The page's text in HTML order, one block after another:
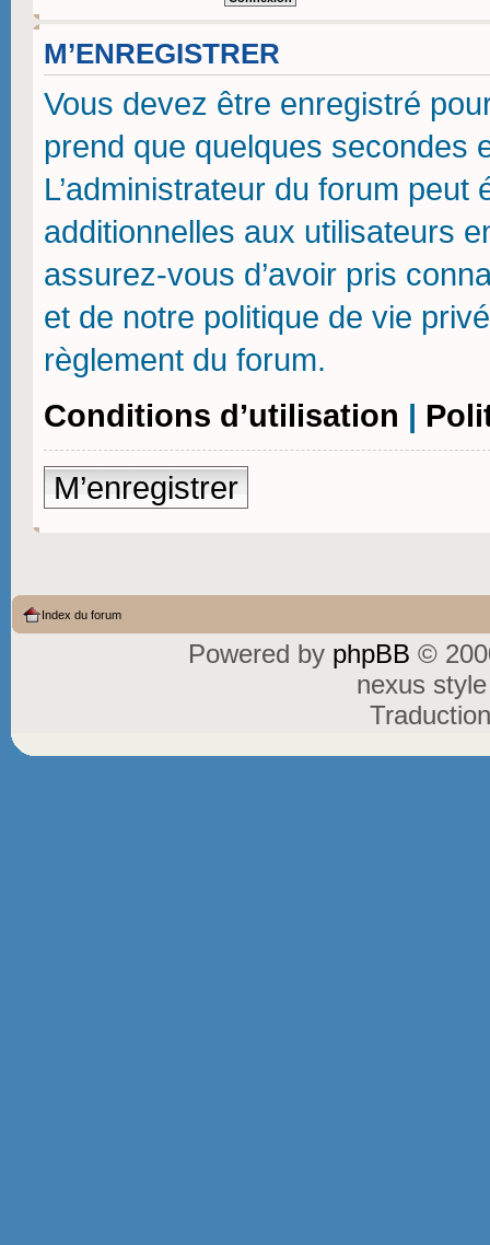
M’ENREGISTRER
Vous devez être enregistré
prend que quelques secondes
L’administrateur du forum
additionnelles aux utilisateurs
assurez-vous d’avoir pris
et de notre politique de vie
règlement du forum.
Conditions d’utilisation |
M’enregistrer
Index du forum
Powered by phpBB ©
nexus